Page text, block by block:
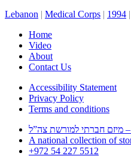
Lebanon | Medical Corps | 1994 |
Home
Video
About
Contact Us
Accessibility Statement
Privacy Policy
Terms and conditions
– מיזם חברתי למורשת צה”ל
A national collection of
+972 54 227 5512